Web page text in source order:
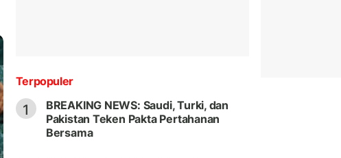
Terpopuler
1
BREAKING NEWS: Saudi, Turki, dan
Pakistan Teken Pakta Pertahanan
Bersama